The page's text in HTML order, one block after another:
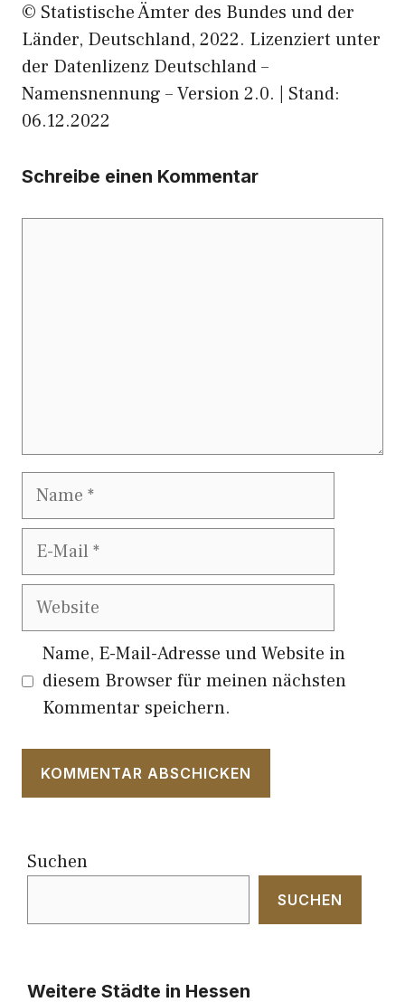
© Statistische Ämter des Bundes und der
Länder, Deutschland, 2022. Lizenziert unter
der Datenlizenz Deutschland –
Namensnennung – Version 2.0. | Stand:
06.12.2022
Schreibe einen Kommentar
Name
E-
Website
Name, E-Mail-Adresse und Website in
diesem Browser für meinen nächsten
Kommentar speichern.
Suchen
SUCHEN
Weitere Städte in Hessen